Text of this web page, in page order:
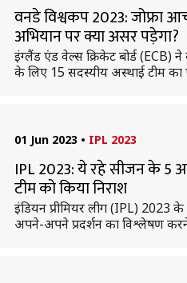
वनडे विश्वकप 2023: जोफ्रा
अभियान पर क्या असर पड़ेगा?
इंग्लैंड एंड वेल्स क्रिकेट बोर्ड (ECB)
के लिए 15 सदस्यीय अस्थाई टीम का
01 Jun 2023 • IPL 2023
IPL 2023: ये रहे सीजन के 5
टीम को किया निराश
इंडियन प्रीमियर लीग (IPL) 2023
अपने-अपने प्रदर्शन का विश्लेषण